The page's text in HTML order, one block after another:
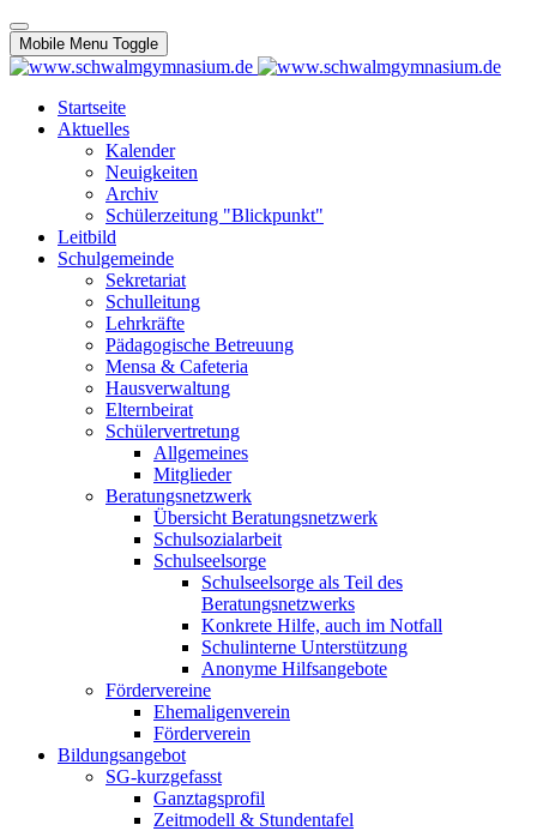
Mobile Menu Toggle
Startseite
Aktuelles
Kalender
Neuigkeiten
Archiv
Schülerzeitung "Blickpunkt"
Leitbild
Schulgemeinde
Sekretariat
Schulleitung
Lehrkräfte
Pädagogische Betreuung
Mensa & Cafeteria
Hausverwaltung
Elternbeirat
Schülervertretung
Allgemeines
Mitglieder
Beratungsnetzwerk
Übersicht Beratungsnetzwerk
Schulsozialarbeit
Schulseelsorge
Schulseelsorge als Teil des
Beratungsnetzwerks
Konkrete Hilfe, auch im Notfall
Schulinterne Unterstützung
Anonyme Hilfsangebote
Fördervereine
Ehemaligenverein
Förderverein
Bildungsangebot
SG-kurzgefasst
Ganztagsprofil
Zeitmodell & Stundentafel